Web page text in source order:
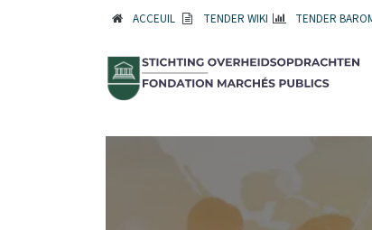
ACCEUIL TENDER WIKI TENDER